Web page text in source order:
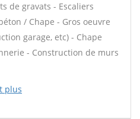
de gravats - Escaliers
/ Chape - Gros oeuvre
garage, etc) - Chape
- Construction de murs
plus